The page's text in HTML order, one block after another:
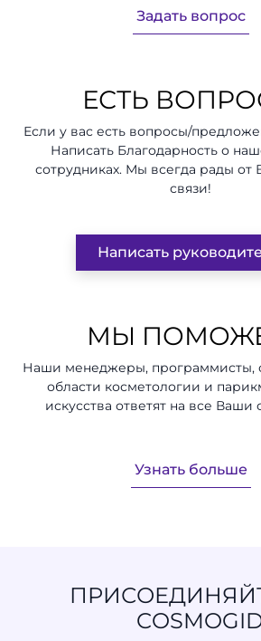
Задать вопрос
ЕСТЬ
Если у вас есть вопросы/
Написать Благодарность о
сотрудниках. Мы всегда рады от
связи!
Написать
МЫ
Наши менеджеры, программисты,
области косметологии и
искусства ответят на все
Узнать больше